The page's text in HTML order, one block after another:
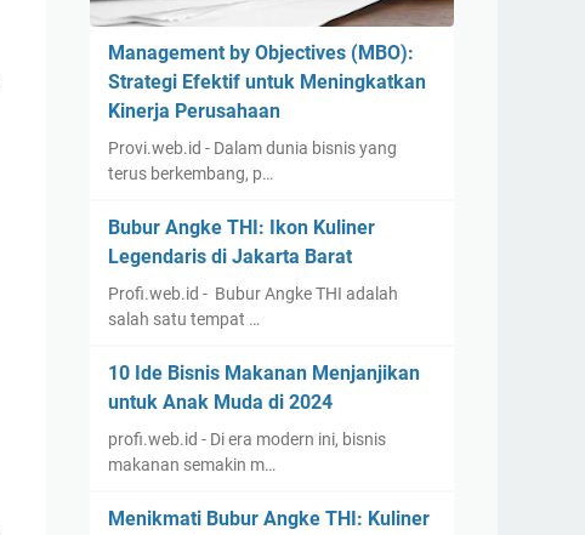
Management by Objectives (MBO):
Strategi Efektif untuk Meningkatkan
Kinerja Perusahaan
Provi.web.id - Dalam dunia bisnis yang
terus berkembang, p…
Bubur Angke THI: Ikon Kuliner
Legendaris di Jakarta Barat
Profi.web.id - Bubur Angke THI adalah
salah satu tempat …
10 Ide Bisnis Makanan Menjanjikan
untuk Anak Muda di 2024
profi.web.id - Di era modern ini, bisnis
makanan semakin m…
Menikmati Bubur Angke THI: Kuliner